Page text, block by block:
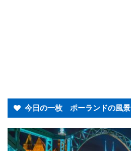
今日の一枚 ポーランドの風景